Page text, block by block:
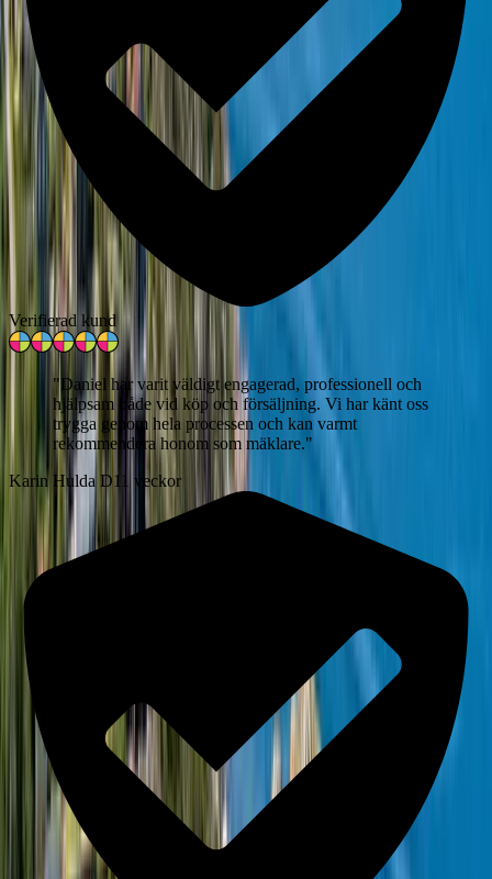
Verifierad kund
"Daniel har varit väldigt engagerad, professionell och
hjälpsam både vid köp och försäljning. Vi har känt oss
trygga genom hela processen och kan varmt
rekommendera honom som mäklare."
Karin Hulda D11 veckor